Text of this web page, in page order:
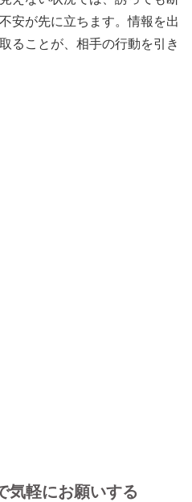
安が先に立ちます。情報を出
ることが、相手の行動を引き
気軽にお願いする